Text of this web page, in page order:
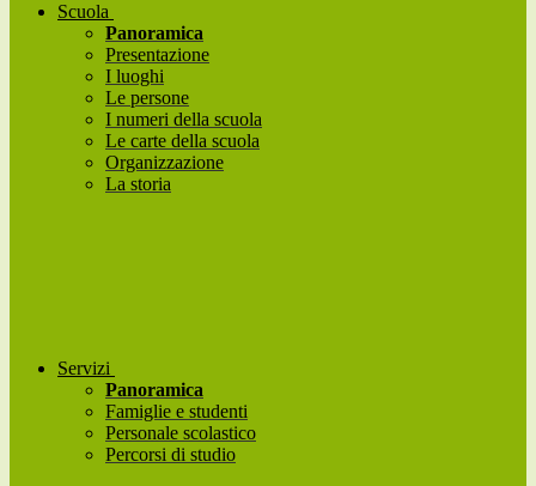
Scuola
Panoramica
Presentazione
I luoghi
Le persone
I numeri della scuola
Le carte della scuola
Organizzazione
La storia
Servizi
Panoramica
Famiglie e studenti
Personale scolastico
Percorsi di studio